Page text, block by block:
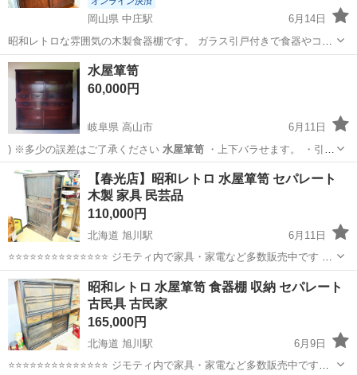
岡山県 中庄駅
6月14日
昭和レトロな雰囲気の木製食器棚です。 ガラス引戸付きで食器やコレ
クションの収納・ディスプレイにおすすめです。下部には収納スペー
スと引き出しが3杯あり、実用性もあります。 経年によるキズやス
レ、天板前面に塗装剥がれがありま...
岡山 倉敷市 中庄駅
水屋箪笥
60,000円
岐阜県 高山市
6月11日
) ※多少の誤差はご了承ください 水屋箪笥・上下バラせます。 ・引き
出し内…
岐阜 高山市 収納家具
【春光店】昭和レトロ 水屋箪笥 セパレート
木製 家具 民芸品
110,000円
北海道 旭川駅
6月11日
⭐⭐⭐⭐⭐⭐⭐⭐⭐⭐⭐⭐⭐⭐ ジモティ内で家具・家電など多数販売中です ー
ーーーーーーーーーーーーーーーーーーーー 【商品説明】 サイズ(約)
幅104㎝ 奥行47㎝ 高175㎝ 中古品の為、キズ、汚...
北海道 旭川市 旭川駅 収納家具 水屋箪笥
昭和レトロ 水屋箪笥 食器棚 収納 セパレート
古民具 古民家
165,000円
北海道 旭川駅
6月9日
⭐⭐⭐⭐⭐⭐⭐⭐⭐⭐⭐⭐⭐⭐ ジモティ内で家具・家電など多数販売中です